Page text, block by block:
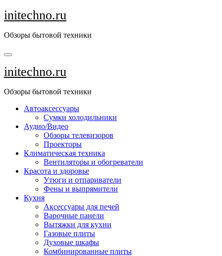
Перейти
к
initechno.ru
Обзоры бытовой техники
initechno.ru
Обзоры бытовой техники
Автоаксессуары
Сумки холодильники
Аудио/Видео
Обзоры телевизоров
Проекторы
Климатическая техника
Вентиляторы и обогреватели
Красота и здоровье
Утюги и отпариватели
Фены и выпрямители
Кухня
Аксессуары для печей
Варочные панели
Вытяжки для кухни
Газовые плиты
Духовые шкафы
Комбинированные плиты